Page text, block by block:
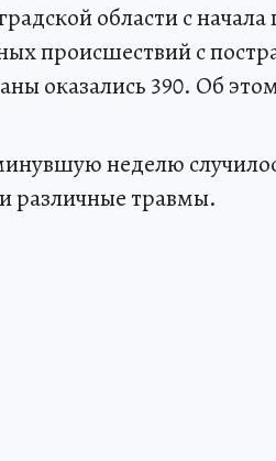
области с
происшествий с
оказались 390. Об
неделю
различные травмы.